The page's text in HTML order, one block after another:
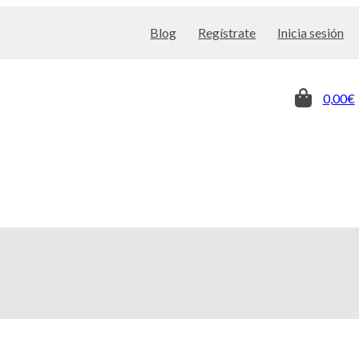
Blog Regístrate Inicia sesión
0,00€